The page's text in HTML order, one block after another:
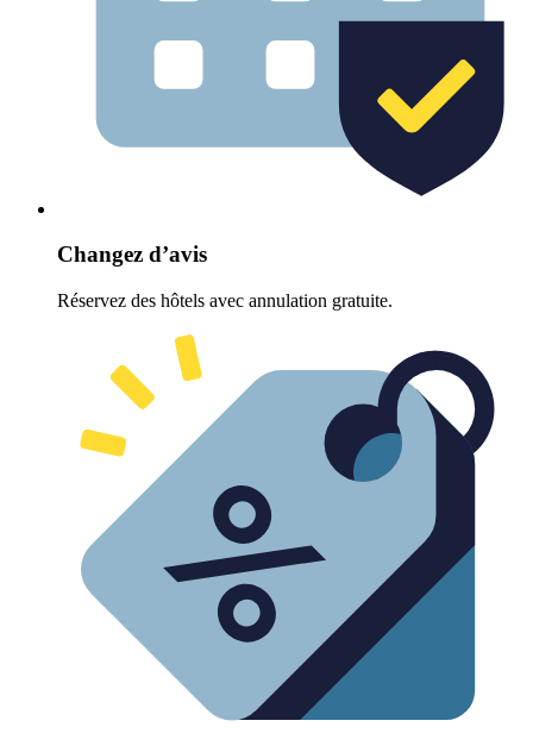
Changez d’avis
Réservez des hôtels avec annulation gratuite.